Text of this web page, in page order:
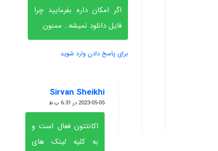
اگر امکان داره بفرمایید چرا
فایل دانلود نمیشه… ممنون
برای پاسخ دادن وارد شوید
Sirvan Sheikhi
گفته:
2023-05-05 در 6:31 ب.ظ
اکانتتون فعال است و
به کلیه لینک های